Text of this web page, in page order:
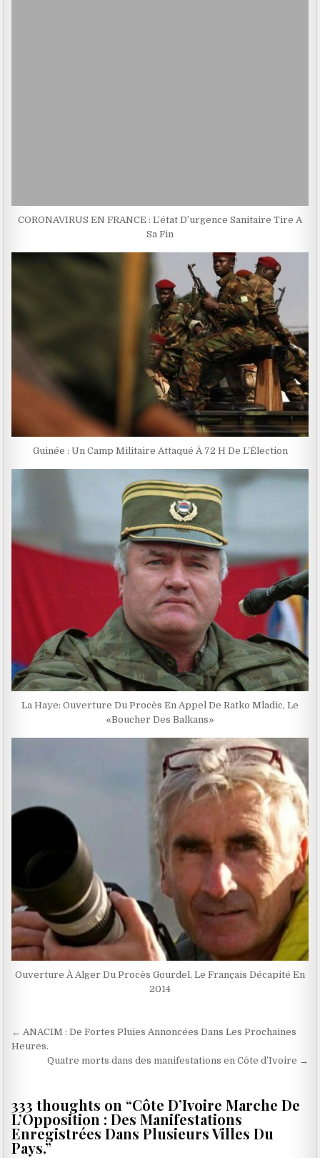
CORONAVIRUS EN FRANCE : L’état D’urgence Sanitaire Tire A
Sa Fin
Guinée : Un Camp Militaire Attaqué À 72 H De L’Élection
La Haye: Ouverture Du Procès En Appel De Ratko Mladic, Le
«Boucher Des Balkans»
Ouverture À Alger Du Procès Gourdel, Le Français Décapité En
2014
Navigation
de
l’article
← ANACIM : De Fortes Pluies Annoncées Dans Les Prochaines
Heures.
Quatre morts dans des manifestations en Côte d’Ivoire →
333 thoughts on “Côte D’Ivoire Marche De
L’Opposition : Des Manifestations
Enregistrées Dans Plusieurs Villes Du
Pays.”